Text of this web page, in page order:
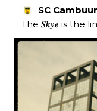
SC Cambuur
The 𝑺𝒌𝒚𝒆 is the